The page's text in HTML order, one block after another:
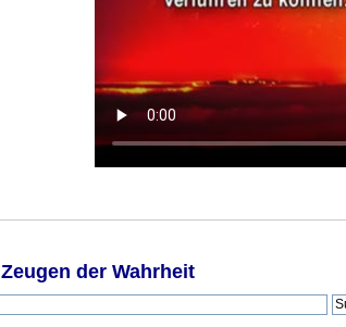
Zeugen der Wahrheit